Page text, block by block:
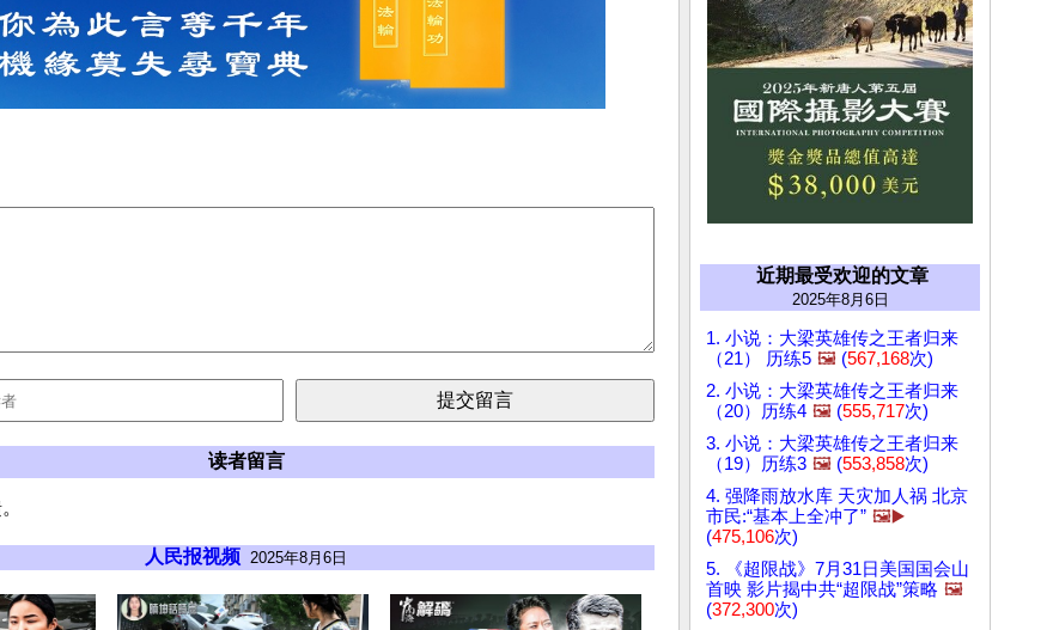
读者留言
人民报视频 2025年8月6日
近期最受欢迎的文章
2025年8月6日
1. 小说：大梁英雄传之王者归来
（21） 历练5 🖼️ (567,168次)
2. 小说：大梁英雄传之王者归来
（20）历练4 🖼️ (555,717次)
3. 小说：大梁英雄传之王者归来
（19）历练3 🖼️ (553,858次)
4. 强降雨放水库 天灾加人祸 北京
市民:“基本上全冲了” 🖼️▶️
(475,106次)
5. 《超限战》7月31日美国国会山
首映 影片揭中共“超限战”策略 🖼️
(372,300次)